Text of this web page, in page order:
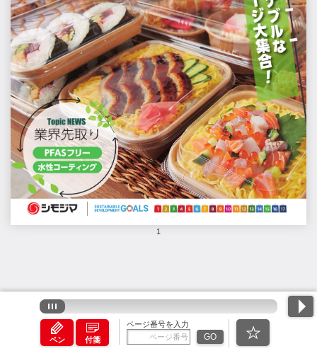
1
ペン 付箋
ページ番号を入力
GO